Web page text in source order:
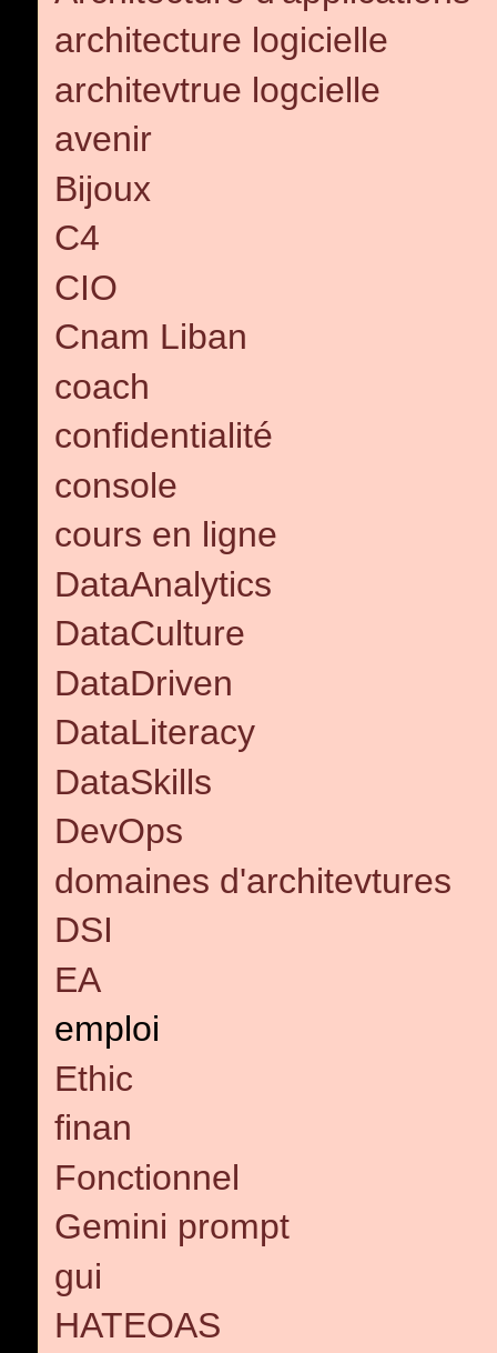
architecture logicielle
architevtrue logcielle
avenir
Bijoux
C4
CIO
Cnam Liban
coach
confidentialité
console
cours en ligne
DataAnalytics
DataCulture
DataDriven
DataLiteracy
DataSkills
DevOps
domaines d'architevtures
DSI
EA
emploi
Ethic
finan
Fonctionnel
Gemini prompt
gui
HATEOAS